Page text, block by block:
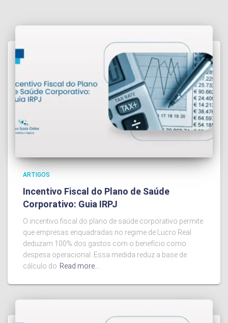
ARTIGOS
Incentivo Fiscal do Plano de Saúde
Corporativo: Guia IRPJ
O incentivo fiscal do plano de saúde corporativo permite
que empresas enquadradas no regime de Lucro Real
deduzam 100% dos gastos com o benefício como
despesa operacional. Essa medida reduz a base de
cálculo do Read more…